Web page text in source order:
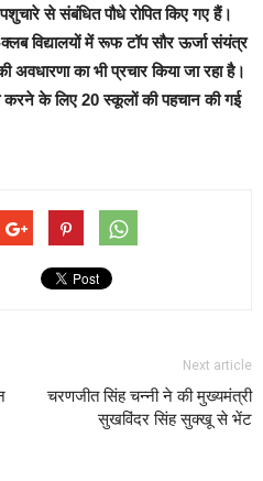
से संबंधित पौधे रोपित किए गए हैं।
विद्यालयों में रूफ टॉप सौर ऊर्जा संयंत्र
अवधारणा का भी प्रचार किया जा रहा है।
करने के लिए 20 स्कूलों की पहचान की गई
Next article
चरणजीत सिंह चन्नी ने की मुख्यमंत्री
सुखविंदर सिंह सुक्खू से भेंट